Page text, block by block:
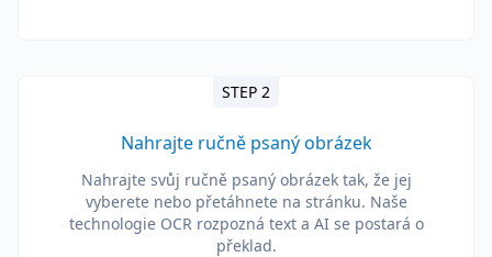
STEP 2
Nahrajte ručně psaný obrázek
Nahrajte svůj ručně psaný obrázek tak, že jej
vyberete nebo přetáhnete na stránku. Naše
technologie OCR rozpozná text a AI se postará o
překlad.